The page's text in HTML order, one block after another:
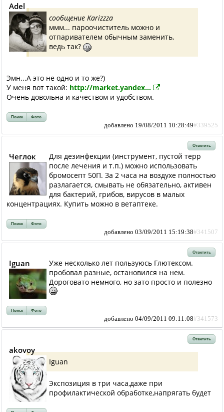
Adel
сообщение Karizzza
ммм... пароочиститель можно и
отпаривателем обычным заменить,
ведь так?
Эмн...А это не одно и то же?)
У меня вот такой: http://market.yandex...
Очень довольна и качеством и удобством.
Поиск Фото
добавлено 19/08/2011 10:28:49#339525
Ответить
Чеглок
Для дезинфекции (инструмент, пустой терр
после лечения и т.п.) можно использовать
бромосепт 50П. За 2 часа на воздухе полностью
разлагается, смывать не обязательно, активен
для бактерий, грибов, вирусов в малых
концентрациях. Купить можно в ветаптеке.
Поиск Фото
добавлено 03/09/2011 15:19:38#341507
Ответить
Iguan
Уже несколько лет пользуюсь Глютексом.
пробовал разные, остановился на нем.
Дороговато немного, но зато просто и полезно
Поиск Фото
добавлено 04/09/2011 09:11:08#341573
Ответить
akovoy
Iguan
Экспозиция в три часа,даже при
профилактической обработке,напрягать будет